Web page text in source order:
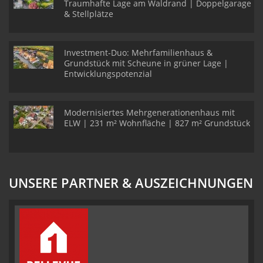
Traumhafte Lage am Waldrand | Doppelgarage
& Stellplätze
Investment-Duo: Mehrfamilienhaus &
Grundstück mit Scheune in grüner Lage |
Entwicklungspotenzial
Modernisiertes Mehrgenerationenhaus mit
ELW | 231 m² Wohnfläche | 827 m² Grundstück
UNSERE PARTNER & AUSZEICHNUNGEN